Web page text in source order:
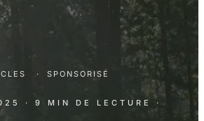
· SPONSORISÉ
· 9 MIN DE LECTURE
·